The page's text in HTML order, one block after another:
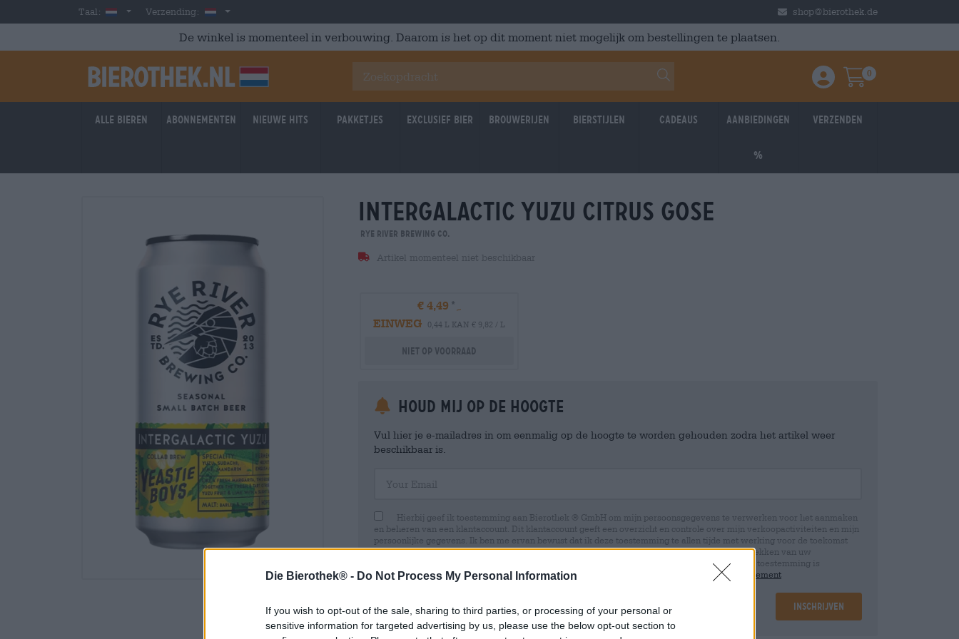
Die Bierothek® - Do Not Process My Personal Information
If you wish to opt-out of the sale, sharing to third parties, or processing of your personal or
sensitive information for targeted advertising by us, please use the below opt-out section to
Skip to main content
Taal: DutchVerzending: Nederland shop@bierothek.de
De winkel is momenteel in verbouwing. Daarom is het op dit moment niet mogelijk om bestellingen te plaatsen.
Einloggen / Anmelden
Warenkorb
0
Alle bieren Abonnementen Nieuwe hits Pakketjes Exclusief Bier Brouwerijen Bierstijlen Cadeaus Aanbiedingen
%
Verzenden
intergalactic yuzu citrus gose
Rye River Brewing Co.
Artikel momenteel niet beschikbaar
€ 4,49
EINWEG
0,44 L KAN € 9,82 / L
Niet op voorraad
Houd mij op de hoogte
Vul hier je e-mailadres in om eenmalig op de hoogte te worden gehouden zodra het artikel weer
beschikbaar is.
Hierbij geef ik toestemming aan Bierothek ® GmbH om mijn persoonsgegevens te verwerken voor het aanmaken
en beheren van een klantaccount. Dit klantaccount geeft een overzicht en controle over mijn verkoopactiviteiten en mijn
persoonlijke gegevens. Ik ben me ervan bewust dat ik deze toestemming te allen tijde met werking voor de toekomst
kan intrekken door een e-mail te sturen naar shop@bierothek.de. Wij informeren u dat het intrekken van uw
toestemming geen invloed heeft op de rechtmatigheid van de verwerking die op basis van uw toestemming is
uitgevoerd tot het moment van intrekking. Meer informatie vindt u in onze
data protection statement
Inschrijven